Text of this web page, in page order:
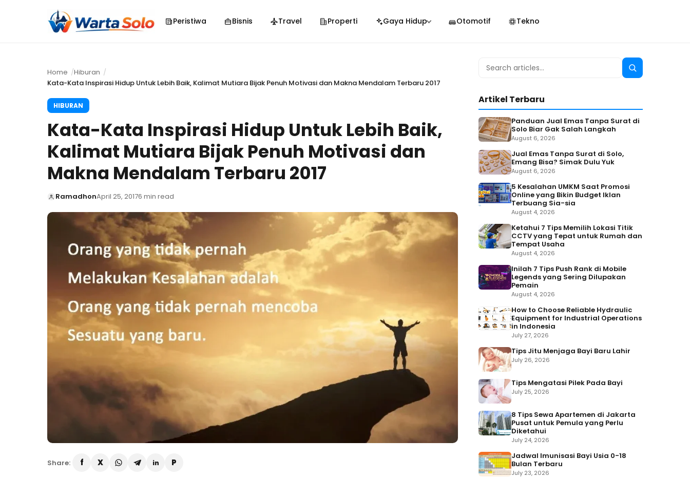
Peristiwa Bisnis Travel Properti Gaya Hidup Otomotif Tekno
Home
Hiburan
Kata-Kata Inspirasi Hidup Untuk Lebih Baik, Kalimat Mutiara Bijak Penuh Motivasi dan Makna Mendalam Terbaru 2017
HIBURAN
Kata-Kata Inspirasi Hidup Untuk Lebih Baik,
Kalimat Mutiara Bijak Penuh Motivasi dan
Makna Mendalam Terbaru 2017
RamadhonApril 25, 20176 min read
Share:
Search
Search
Artikel Terbaru
Panduan Jual Emas Tanpa Surat di
Solo Biar Gak Salah Langkah
August 6, 2026
Jual Emas Tanpa Surat di Solo,
Emang Bisa? Simak Dulu Yuk
August 6, 2026
5 Kesalahan UMKM Saat Promosi
Online yang Bikin Budget Iklan
Terbuang Sia-sia
August 4, 2026
Ketahui 7 Tips Memilih Lokasi Titik
CCTV yang Tepat untuk Rumah dan
Tempat Usaha
August 4, 2026
Inilah 7 Tips Push Rank di Mobile
Legends yang Sering Dilupakan
Pemain
August 4, 2026
How to Choose Reliable Hydraulic
Equipment for Industrial Operations
in Indonesia
July 27, 2026
Tips Jitu Menjaga Bayi Baru Lahir
July 26, 2026
Tips Mengatasi Pilek Pada Bayi
July 25, 2026
8 Tips Sewa Apartemen di Jakarta
Pusat untuk Pemula yang Perlu
Diketahui
July 24, 2026
Jadwal Imunisasi Bayi Usia 0-18
Bulan Terbaru
July 23, 2026